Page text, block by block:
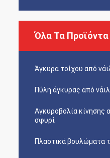
Όλα Τα Προϊόντα
Άγκυρα τοίχου από
Πύλη άγκυρας από
Αγκυροβολία κίνησης
σφυρί
Πλαστικά βουλώματα